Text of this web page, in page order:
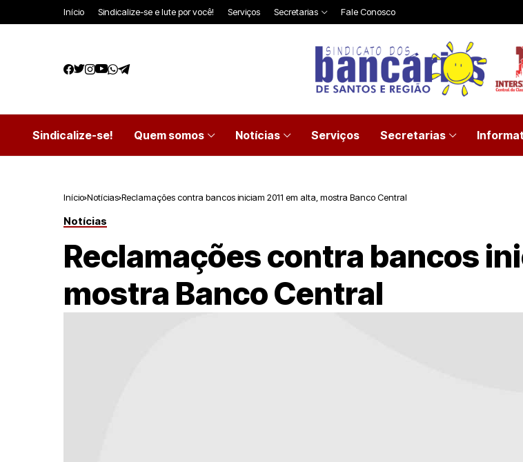
Início Sindicalize-se e lute por você! Serviços Secretarias Fale Conosco
Sindicalize-se! Quem somos Notícias Serviços Secretarias
Início Notícias Reclamações contra bancos iniciam 2011 em alta, mostra Banco Central
Notícias
Reclamações contra bancos
mostra Banco Central